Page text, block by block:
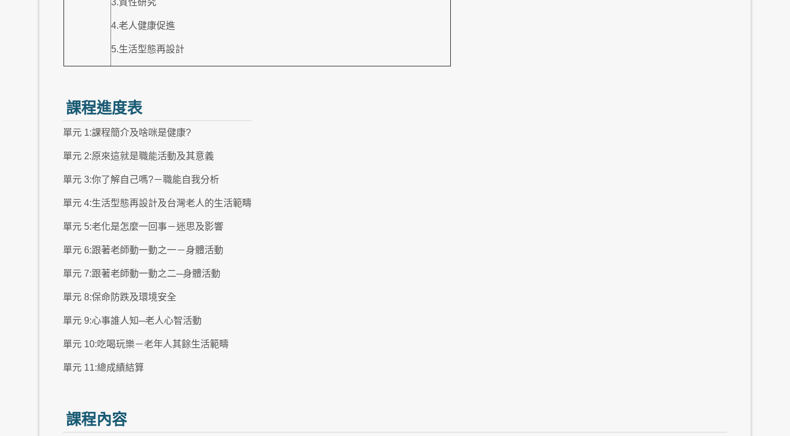
3.質性研究
4.老人健康促進
5.生活型態再設計
課程進度表
單元 1:課程簡介及啥咪是健康?
單元 2:原來這就是職能活動及其意義
單元 3:你了解自己嗎?－職能自我分析
單元 4:生活型態再設計及台灣老人的生活範疇
單元 5:老化是怎麼一回事－迷思及影響
單元 6:跟著老師動一動之一－身體活動
單元 7:跟著老師動一動之二─身體活動
單元 8:保命防跌及環境安全
單元 9:心事誰人知─老人心智活動
單元 10:吃喝玩樂－老年人其餘生活範疇
單元 11:總成績結算
課程內容